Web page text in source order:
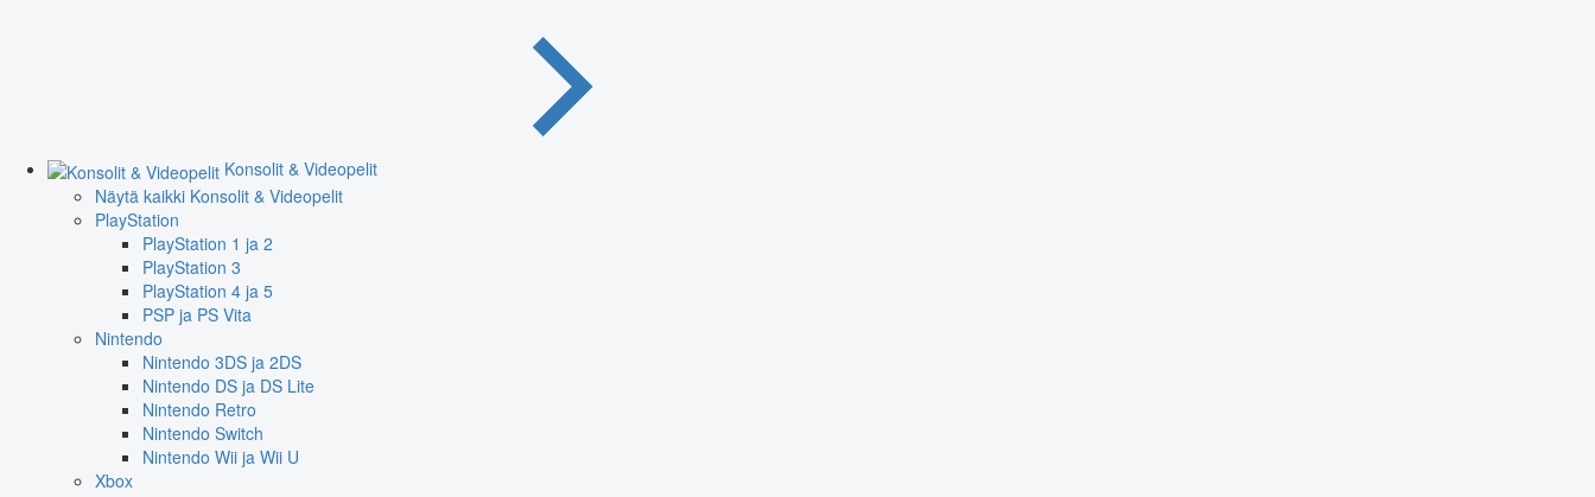
Konsolit & Videopelit
Näytä kaikki Konsolit & Videopelit
PlayStation
PlayStation 1 ja 2
PlayStation 3
PlayStation 4 ja 5
PSP ja PS Vita
Nintendo
Nintendo 3DS ja 2DS
Nintendo DS ja DS Lite
Nintendo Retro
Nintendo Switch
Nintendo Wii ja Wii U
Xbox